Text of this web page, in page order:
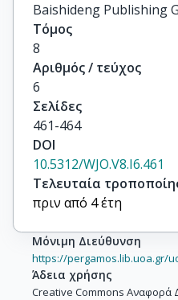
Baishideng Publishing
Τόμος
8
Αριθμός / τεύχος
6
Σελίδες
461-464
DOI
10.5312/WJO.V8.I6.461
Τελευταία
πριν από 4 έτη
Μόνιμη Διεύθυνση
https://pergamos.lib.uoa.gr/
Άδεια χρήσης
Creative Commons Αναφορά